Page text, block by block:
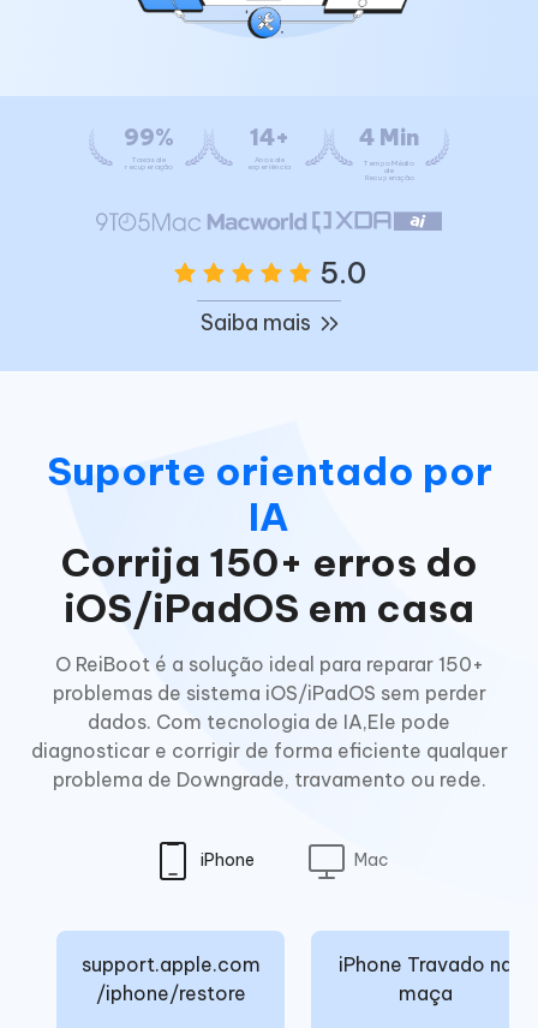
99%
Taxas de
recuperação
14+
Anos de
experiência
4 Min
Tempo Médio
de
Recuperação
5.0
Saiba mais
Suporte orientado por
IA
Corrija 150+ erros do
iOS/iPadOS em casa
O ReiBoot é a solução ideal para reparar 150+
problemas de sistema iOS/iPadOS sem perder
dados. Com tecnologia de IA,Ele pode
diagnosticar e corrigir de forma eficiente qualquer
problema de Downgrade, travamento ou rede.
iPhone Mac
support.apple.com
/iphone/restore
iPhone Travado na
maça